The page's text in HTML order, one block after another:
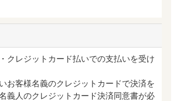
クレジットカード払いでの支払いを受け
お客様名義のクレジットカードで決済を
義人のクレジットカード決済同意書が必